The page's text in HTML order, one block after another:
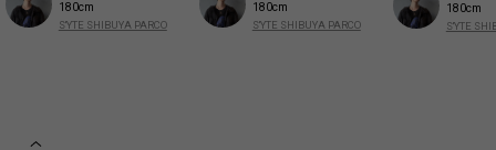
180cm
S'YTE SHIBUYA PARCO
180cm
S'YTE SHIBUYA PARCO
180cm
S'YTE